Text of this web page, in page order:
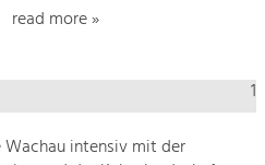
read more »
1
intensiv mit der